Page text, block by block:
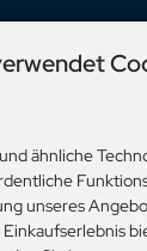
ähnliche
unseres